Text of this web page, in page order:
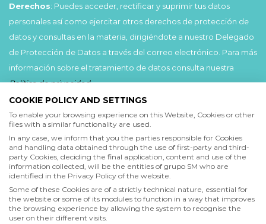
Derechos: Puedes acceder, rectificar y suprimir tus datos
personales así como ejercitar otros derechos de protección de
datos y consultas en la materia, dirigiéndote a nuestro Delegado
de Protección de Datos a través del correo electrónico. Para más
información sobre el tratamiento de datos consulta nuestra
Política de privacidad.
He leído y acepto lasCondiciones de uso
Política de privacidad
Acepto
Deseo recibir comunicaciones comerciales de grupo SM
Enviar
COOKIE POLICY AND SETTINGS
To enable your browsing experience on this Website, Cookies or other
files with a similar functionality are used.
In any case, we inform that you the parties responsible for Cookies
and handling data obtained through the use of first-party and third-
party Cookies, deciding the final application, content and use of the
information collected, will be the entities of grupo SM who are
identified in the Privacy Policy of the website.
Some of these Cookies are of a strictly technical nature, essential for
the website or some of its modules to function in a way that improves
the browsing experience by allowing the system to recognise the
user on their different visits.